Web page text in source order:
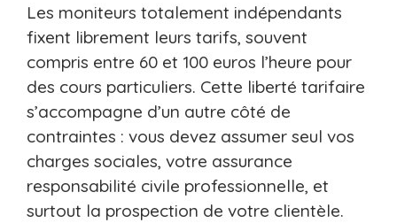
Les moniteurs totalement indépendants
fixent librement leurs tarifs, souvent
compris entre 60 et 100 euros l’heure pour
des cours particuliers. Cette liberté tarifaire
s’accompagne d’un autre côté de
contraintes : vous devez assumer seul vos
charges sociales, votre assurance
responsabilité civile professionnelle, et
surtout la prospection de votre clientèle.